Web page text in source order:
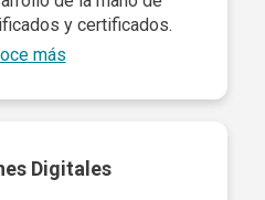
y certificados.
más
Digitales